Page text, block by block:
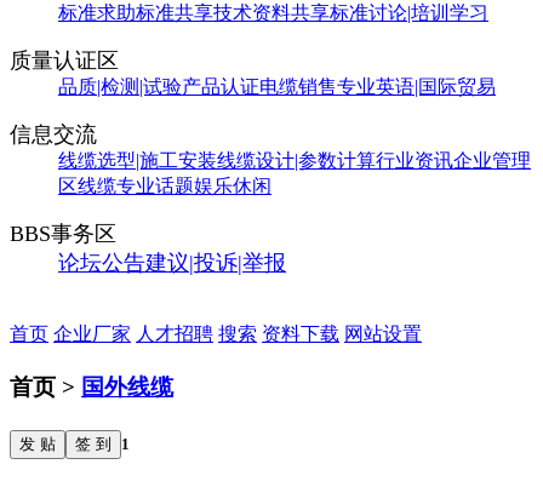
标准求助标准共享技术资料共享标准讨论|培训学习
质量认证区
品质|检测|试验产品认证电缆销售专业英语|国际贸易
信息交流
线缆选型|施工安装线缆设计|参数计算行业资讯企业管理
区线缆专业话题娱乐休闲
BBS事务区
论坛公告建议|投诉|举报
首页 企业厂家 人才招聘 搜索 资料下载 网站设置
首页 > 国外线缆
发 贴 签 到 1